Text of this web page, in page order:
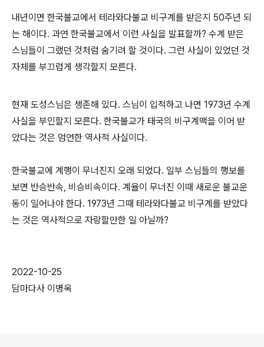
내년이면 한국불교에서 테라와다불교 비구계를 받은지 50주년 되
는 해이다. 과연 한국불교에서 이런 사실을 발표할까? 수계 받은
스님들이 그랬던 것처럼 숨기려 할 것이다. 그런 사실이 있었던 것
자체를 부끄럽게 생각할지 모른다.
현재 도성스님은 생존해 있다. 스님이 입적하고 나면 1973년 수계
사실을 부인할지 모른다. 한국불교가 태국의 비구계맥을 이어 받
았다는 것은 엄연한 역사적 사실이다.
한국불교에 계행이 무너진지 오래 되었다. 일부 스님들의 행보를
보면 반승반속, 비승비속이다. 계율이 무너진 이때 새로운 불교운
동이 일어나야 한다. 1973년 그때 테라와다불교 비구계를 받았다
는 것은 역사적으로 자랑할만한 일 아닐까?
2022-10-25
담마다사 이병욱